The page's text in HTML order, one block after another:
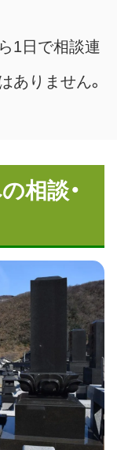
1日で相談連
ありません。
相談・